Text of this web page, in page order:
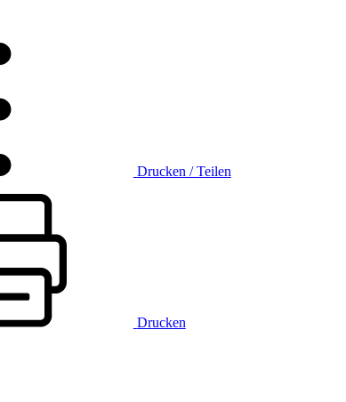
Drucken / Teilen
Drucken